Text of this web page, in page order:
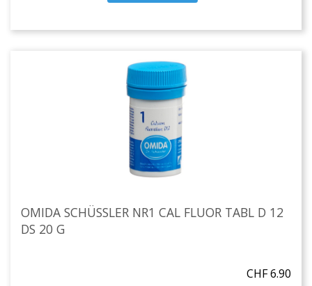
OMIDA SCHÜSSLER NR1 CAL FLUOR TABL D 12
DS 20 G
CHF 6.90